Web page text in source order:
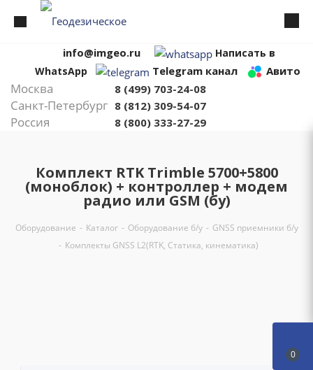
info@imgeo.ru
Написать в
WhatsApp
Telegram канал Авито
Москва 8 (499) 703-24-08
Санкт-Петербург 8 (812) 309-54-07
Россия 8 (800) 333-27-29
Комплект RTK Trimble 5700+5800
(моноблок) + контроллер + модем
радио или GSM (бу)
Оборудование - Каталог - Оборудование б/у - GNSS приемники б/у
- Комплекты GNSS L2(RTK, Статика, кинематика)
0